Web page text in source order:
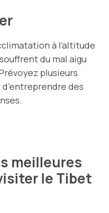
à l’altitude
du mal aigu
plusieurs
des
meilleures
le Tibet